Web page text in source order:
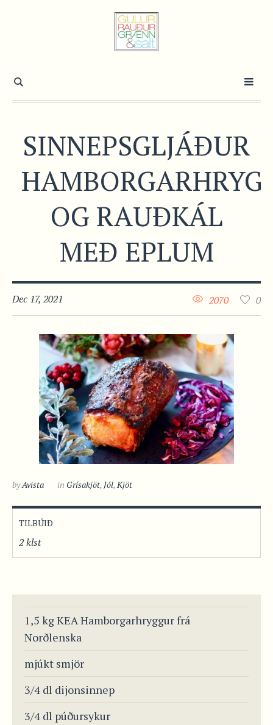
SINNEPSGLJÁÐUR
OG RAUÐKÁL
MEÐ EPLUM
Dec 17, 2021 0
2070
byAvista in Grísakjöt, Jól,Kjöt
TILBÚIÐ
2 klst
1,5 kg KEA Hamborgarhryggur frá
Norðlenska
mjúkt smjör
3/4 dl dijonsinnep
3/4 dl púðursykur